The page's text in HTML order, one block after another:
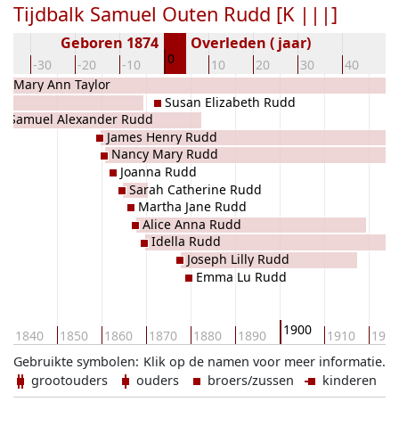
Tijdbalk Samuel Outen Rudd [K |||]
-30 -20 -10 0 10 20 30 40
Geboren 1874 Overleden ( jaar)
1840 1850 1860 1870 1880 1890 1900 1910 1920
Samuel Alexander Rudd
Mary Ann Taylor
James Henry Rudd
Nancy Mary Rudd
Joanna Rudd
Sarah Catherine Rudd
Martha Jane Rudd
Alice Anna Rudd
Idella Rudd
Susan Elizabeth Rudd
Joseph Lilly Rudd
Emma Lu Rudd
Klik op de namen voor meer informatie.
Gebruikte symbolen:
grootouders
ouders broers/zussen kinderen